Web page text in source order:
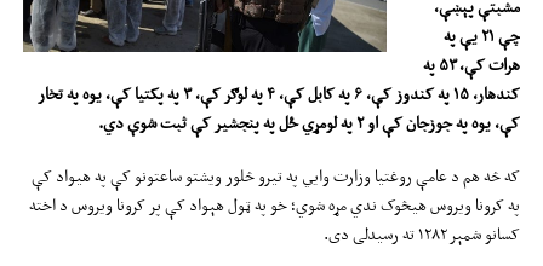
مشبتې پېښې،
چې ۲۱ یې په
هرات کې، ۵۳ په
کندهار، ۱۵ په کندوز کې، ۶ په کابل کې، ۴ په لوګر کې، ۳ په پکتیا کې، یوه په تخار
کې، یوه په جوزجان کې او ۲ په لومړي ځل په پنجشیر کې ثبت شوې دي.
که څه هم د عامې روغتیا وزارت وایي په تيرو څلور ویشتو ساعتونو کې په هیواد کې
په کرونا ویروس هیڅوک ندي مړه شوي؛ خو په ټول هېواد کې پر کرونا ویروس د اخته
کسانو شمېر ۱۲۸۲ ته رسیدلی دی.